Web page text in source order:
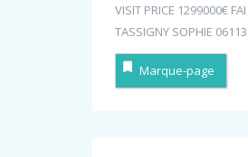
VISIT PRICE 1299000€
TASSIGNY SOPHIE
Marque-page